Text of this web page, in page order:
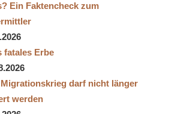
Ein Faktencheck zum
fatales Erbe
darf nicht länger
werden